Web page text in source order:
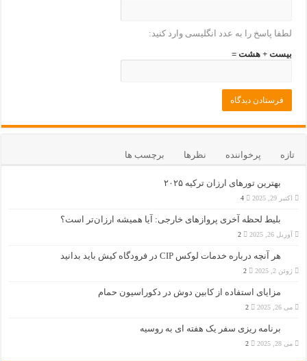
لطفا پاسخ را به عدد انگلیسی وارد کنید:
بیست + هشت =
تازه پرخواننده نظرها برچسب ها
بهترین تورهای ارزان ترکیه ۲۰۲۵
اکتبر 29, 2025 4
بلیط لحظه آخری پروازهای خارجی: آیا همیشه ارزان‌تر است؟
آوریل 26, 2025 2
هر آنچه درباره خدمات لوکس CIP در فرودگاه‌ کیش باید بدانید
ژوئن 2, 2025 2
مزایای استفاده از کابین دوش در دکوراسیون حمام
می 26, 2025 2
برنامه ریزی سفر یک هفته ای به روسیه
می 28, 2025 2